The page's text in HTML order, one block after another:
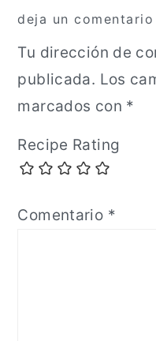
con
los
lectores
deja un comentario
Tu dirección de
publicada. Los
marcados con *
Recipe Rating
Comentario *